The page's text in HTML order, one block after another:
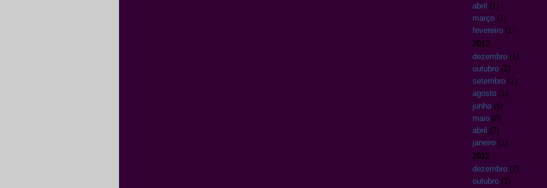
abril (1)
março(1)
fevereiro(1)
2013
dezembro(1)
outubro(2)
setembro(1)
agosto(1)
junho(5)
maio(8)
abril (2)
janeiro(1)
2012
dezembro(2)
outubro(1)